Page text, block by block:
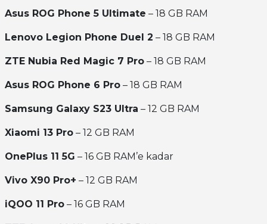
Asus ROG Phone 5 Ultimate – 18 GB RAM
Lenovo Legion Phone Duel 2 – 18 GB RAM
ZTE Nubia Red Magic 7 Pro – 18 GB RAM
Asus ROG Phone 6 Pro – 18 GB RAM
Samsung Galaxy S23 Ultra – 12 GB RAM
Xiaomi 13 Pro – 12 GB RAM
OnePlus 11 5G – 16 GB RAM’e kadar
Vivo X90 Pro+ – 12 GB RAM
iQOO 11 Pro – 16 GB RAM